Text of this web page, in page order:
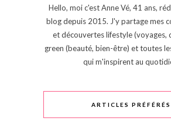
Hello, moi c'est Anne Vé, 41 ans,
blog depuis 2015. J'y partage mes
et découvertes lifestyle (voyages,
green (beauté, bien-être) et toutes
qui m'inspirent au
ARTICLES PRÉFÉRÉS